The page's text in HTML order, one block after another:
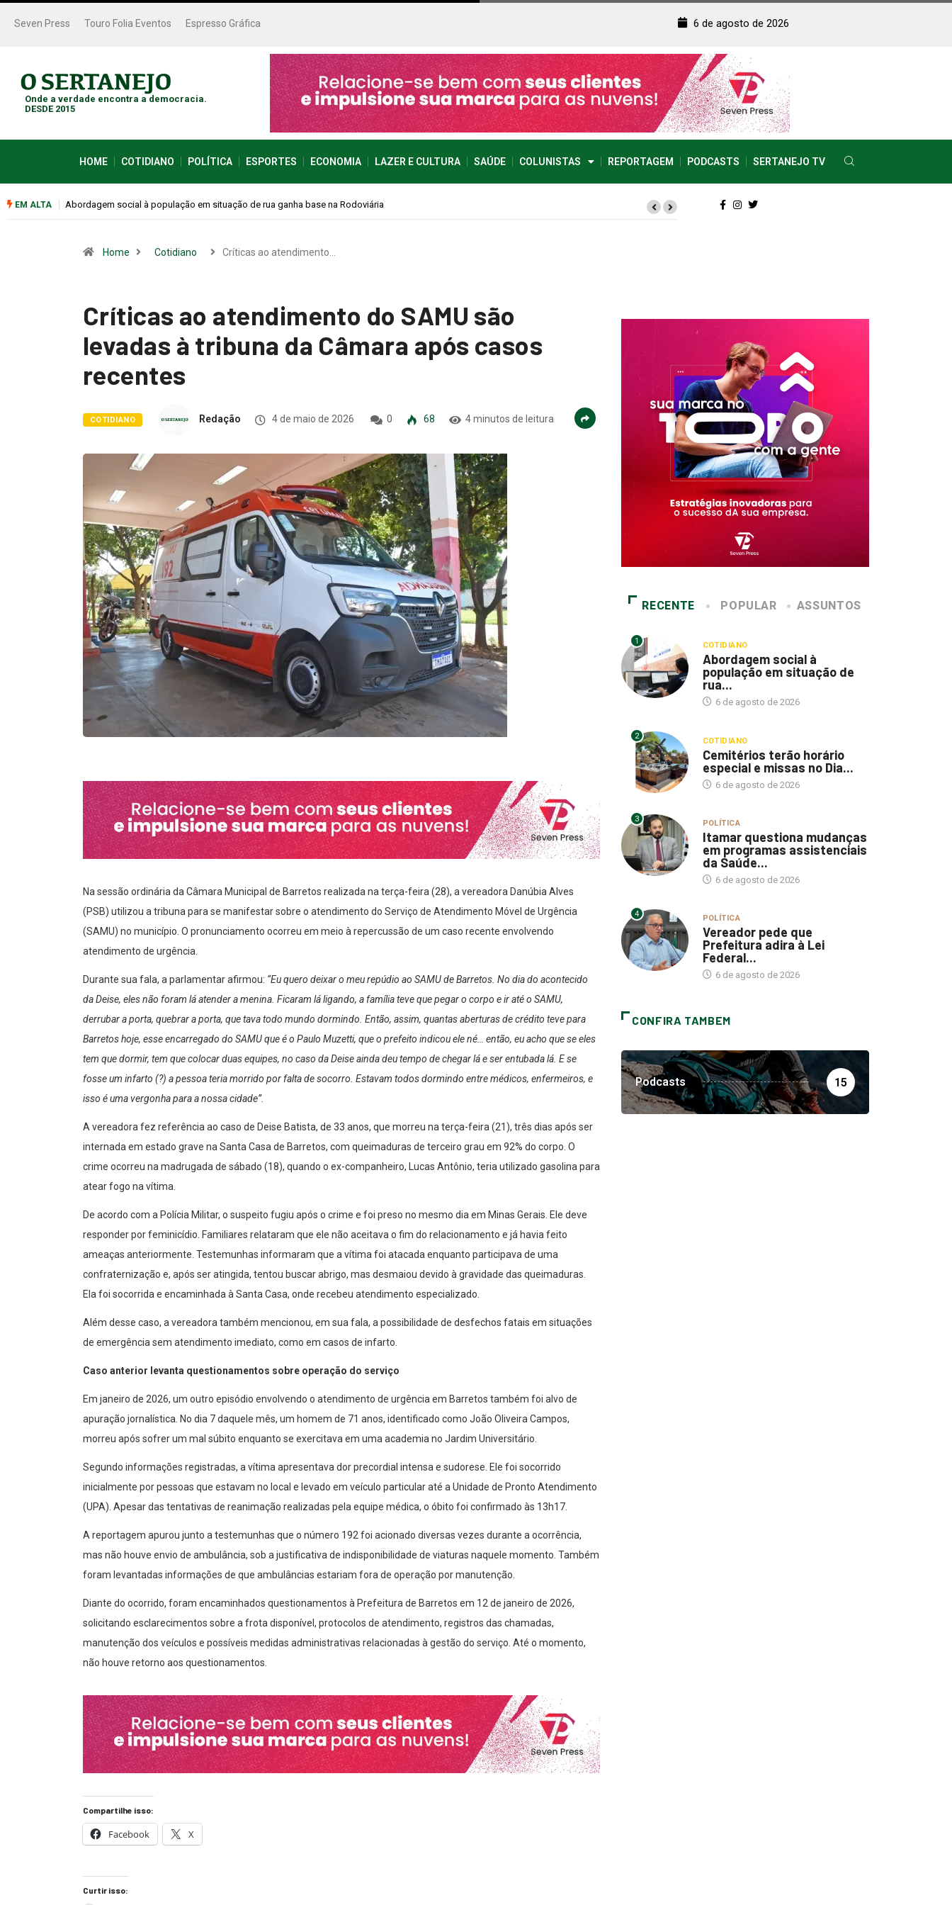
Seven Press Touro Folia Eventos Espresso Gráfica 6 de agosto de 2026
Onde a verdade encontra a democracia.
DESDE 2015
HOME COTIDIANO POLÍTICA ESPORTES ECONOMIA LAZER E CULTURA SAÚDE COLUNISTAS REPORTAGEM PODCASTS SERTANEJO TV
EM ALTA Cemitérios terão horário especial e missas no Dia dos Pais
Home Cotidiano Críticas ao atendimento…
Críticas ao atendimento do SAMU são
levadas à tribuna da Câmara após casos
recentes
COTIDIANO Redação 4 de maio de 2026 0 68 4 minutos de leitura
Na sessão ordinária da Câmara Municipal de Barretos realizada na terça-feira (28), a vereadora Danúbia Alves
(PSB) utilizou a tribuna para se manifestar sobre o atendimento do Serviço de Atendimento Móvel de Urgência
(SAMU) no município. O pronunciamento ocorreu em meio à repercussão de um caso recente envolvendo
atendimento de urgência.
Durante sua fala, a parlamentar afirmou: “Eu quero deixar o meu repúdio ao SAMU de Barretos. No dia do acontecido
da Deise, eles não foram lá atender a menina. Ficaram lá ligando, a família teve que pegar o corpo e ir até o SAMU,
derrubar a porta, quebrar a porta, que tava todo mundo dormindo. Então, assim, quantas aberturas de crédito teve para
Barretos hoje, esse encarregado do SAMU que é o Paulo Muzetti, que o prefeito indicou ele né… então, eu acho que se eles
tem que dormir, tem que colocar duas equipes, no caso da Deise ainda deu tempo de chegar lá e ser entubada lá. E se
fosse um infarto (?) a pessoa teria morrido por falta de socorro. Estavam todos dormindo entre médicos, enfermeiros, e
isso é uma vergonha para a nossa cidade”.
A vereadora fez referência ao caso de Deise Batista, de 33 anos, que morreu na terça-feira (21), três dias após ser
internada em estado grave na Santa Casa de Barretos, com queimaduras de terceiro grau em 92% do corpo. O
crime ocorreu na madrugada de sábado (18), quando o ex-companheiro, Lucas Antônio, teria utilizado gasolina para
atear fogo na vítima.
De acordo com a Polícia Militar, o suspeito fugiu após o crime e foi preso no mesmo dia em Minas Gerais. Ele deve
responder por feminicídio. Familiares relataram que ele não aceitava o fim do relacionamento e já havia feito
ameaças anteriormente. Testemunhas informaram que a vítima foi atacada enquanto participava de uma
confraternização e, após ser atingida, tentou buscar abrigo, mas desmaiou devido à gravidade das queimaduras.
Ela foi socorrida e encaminhada à Santa Casa, onde recebeu atendimento especializado.
Além desse caso, a vereadora também mencionou, em sua fala, a possibilidade de desfechos fatais em situações
de emergência sem atendimento imediato, como em casos de infarto.
Caso anterior levanta questionamentos sobre operação do serviço
Em janeiro de 2026, um outro episódio envolvendo o atendimento de urgência em Barretos também foi alvo de
apuração jornalística. No dia 7 daquele mês, um homem de 71 anos, identificado como João Oliveira Campos,
morreu após sofrer um mal súbito enquanto se exercitava em uma academia no Jardim Universitário.
Segundo informações registradas, a vítima apresentava dor precordial intensa e sudorese. Ele foi socorrido
inicialmente por pessoas que estavam no local e levado em veículo particular até a Unidade de Pronto Atendimento
(UPA). Apesar das tentativas de reanimação realizadas pela equipe médica, o óbito foi confirmado às 13h17.
A reportagem apurou junto a testemunhas que o número 192 foi acionado diversas vezes durante a ocorrência,
mas não houve envio de ambulância, sob a justificativa de indisponibilidade de viaturas naquele momento. Também
foram levantadas informações de que ambulâncias estariam fora de operação por manutenção.
Diante do ocorrido, foram encaminhados questionamentos à Prefeitura de Barretos em 12 de janeiro de 2026,
solicitando esclarecimentos sobre a frota disponível, protocolos de atendimento, registros das chamadas,
manutenção dos veículos e possíveis medidas administrativas relacionadas à gestão do serviço. Até o momento,
não houve retorno aos questionamentos.
Compartilhe isso:
Facebook X
Curtir isso:
RECENTE POPULAR ASSUNTOS
1 COTIDIANO
Abordagem social à
população em situação de
rua...
6 de agosto de 2026
2 COTIDIANO
Cemitérios terão horário
especial e missas no Dia...
6 de agosto de 2026
3 POLÍTICA
Itamar questiona mudanças
em programas assistenciais
da Saúde...
6 de agosto de 2026
4 POLÍTICA
Vereador pede que
Prefeitura adira à Lei
Federal...
6 de agosto de 2026
CONFIRA TAMBEM
Podcasts 15